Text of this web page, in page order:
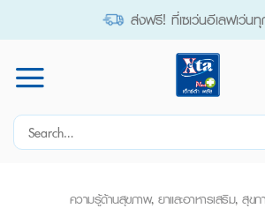
ส่งฟรี! ที่เซเว่นอีเลฟเว่น
Search
ความรู้ด้านสุขภาพ,ยาและอาหารเสริม,สุขภ